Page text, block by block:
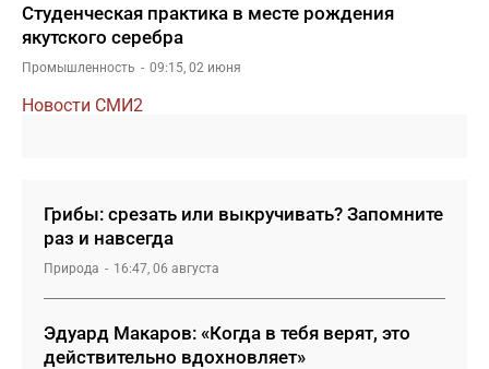
Студенческая практика в месте рождения
якутского серебра
Промышленность 09:15, 02 июня
Новости СМИ2
Грибы: срезать или выкручивать? Запомните
раз и навсегда
Природа 16:47, 06 августа
Эдуард Макаров: «Когда в тебя верят, это
действительно вдохновляет»